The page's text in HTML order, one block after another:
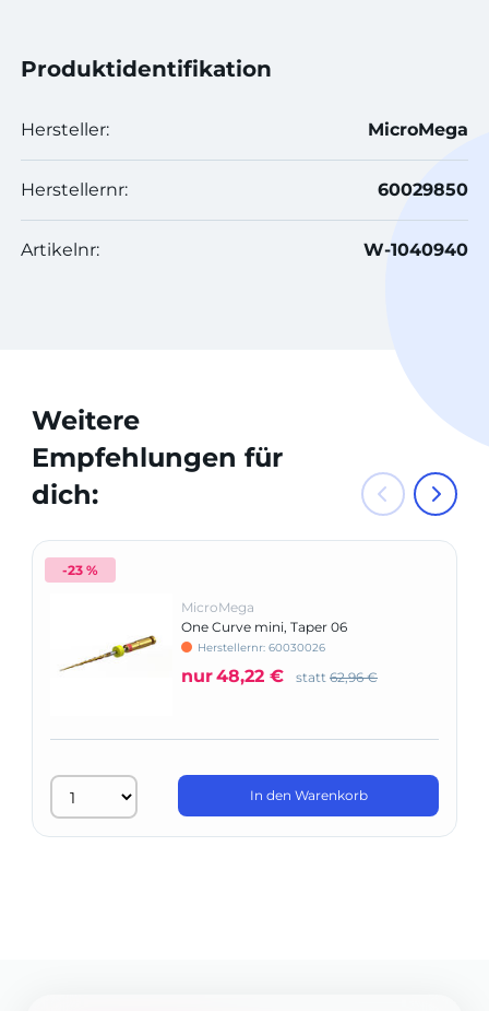
Produktidentifikation
Hersteller: MicroMega
Herstellernr: 60029850
Artikelnr: W-1040940
Weitere
Empfehlungen für
dich:
-23 %
MicroMega
One Curve mini, Taper 06
Herstellernr: 60030026
nur48,22 € statt 62,96 €
In den Warenkorb